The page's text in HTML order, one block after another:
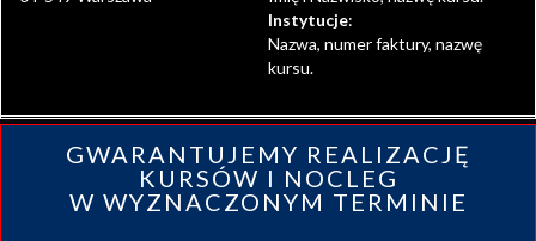
Instytucje:
Nazwa, numer faktury, nazwę
kursu.
GWARANTUJEMY REALIZACJĘ
KURSÓW I NOCLEG
W WYZNACZONYM TERMINIE